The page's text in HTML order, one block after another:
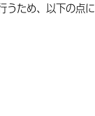
ため、以下の点に